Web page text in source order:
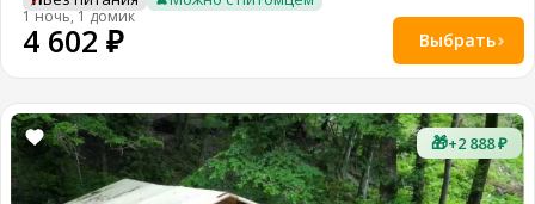
1 ночь, 1 домик
4 602 ₽ Выбрать
🎁+2 888 ₽